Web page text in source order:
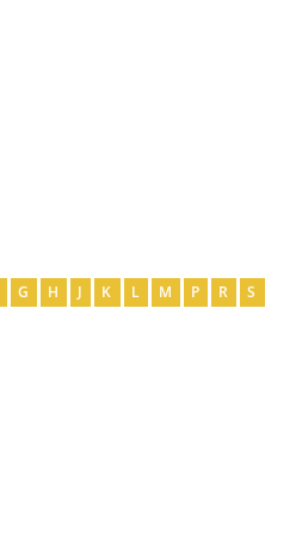
G H J K L M P R
S